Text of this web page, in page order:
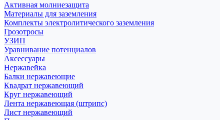
Активная молниезащита
Материалы для заземления
Комплекты электролитического заземления
Грозотросы
УЗИП
Уравнивание потенциалов
Аксессуары
Нержавейка
Балки нержавеющие
Квадрат нержавеющий
Круг нержавеющий
Лента нержавеющая (штрипс)
Лист нержавеющий